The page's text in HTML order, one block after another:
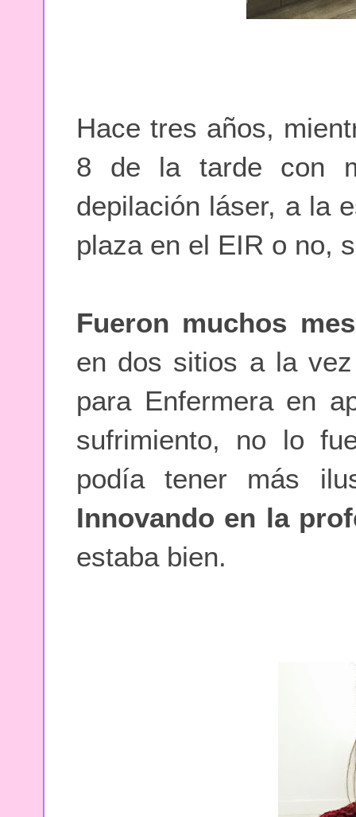
Hace tres años,
8 de la tarde con
depilación láser, a la
plaza en el EIR o no,
Fueron muchos
en dos sitios a la
para Enfermera en
sufrimiento, no lo
podía tener más
Innovando en la
estaba bien.